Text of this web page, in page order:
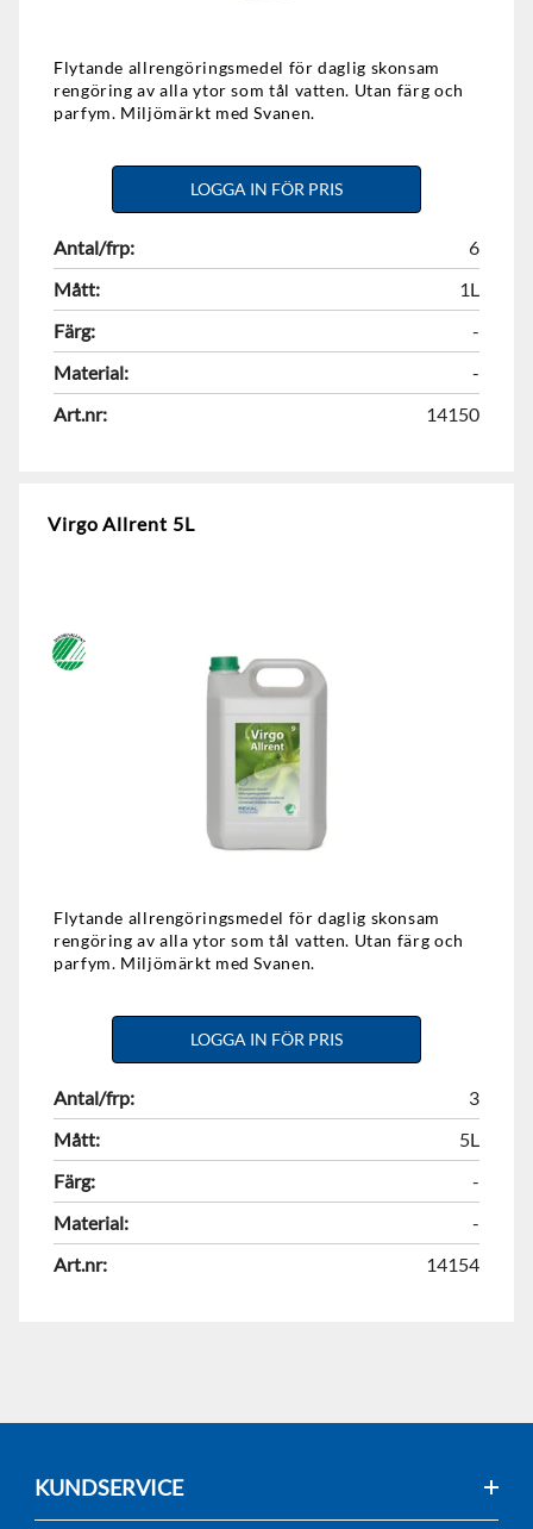
Flytande allrengöringsmedel för daglig skonsam
rengöring av alla ytor som tål vatten. Utan färg och
parfym. Miljömärkt med Svanen.
LOGGA IN FÖR PRIS
Antal/frp:
6
Mått:
1L
Färg:
-
Material:
-
Art.nr:
14150
Virgo Allrent 5L
Flytande allrengöringsmedel för daglig skonsam
rengöring av alla ytor som tål vatten. Utan färg och
parfym. Miljömärkt med Svanen.
LOGGA IN FÖR PRIS
Antal/frp:
3
Mått:
5L
Färg:
-
Material:
-
Art.nr:
14154
KUNDSERVICE